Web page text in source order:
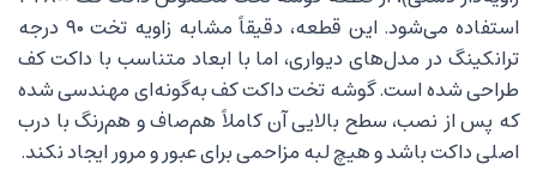
استفاده می‌شود. این قطعه، دقیقاً مشابه زاویه تخت ۹۰ درجه
ترانکینگ در مدل‌های دیواری، اما با ابعاد متناسب با داکت کف
طراحی شده است. گوشه تخت داکت کف به‌گونه‌ای مهندسی شده
که پس از نصب، سطح بالایی آن کاملاً هم‌صاف و هم‌رنگ با درب
اصلی داکت باشد و هیچ لبه مزاحمی برای عبور و مرور ایجاد نکند.